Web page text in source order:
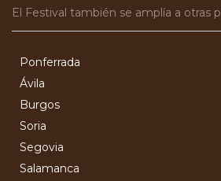
El Festival también se amplía a otras
Ponferrada
Ávila
Burgos
Soria
Segovia
Salamanca